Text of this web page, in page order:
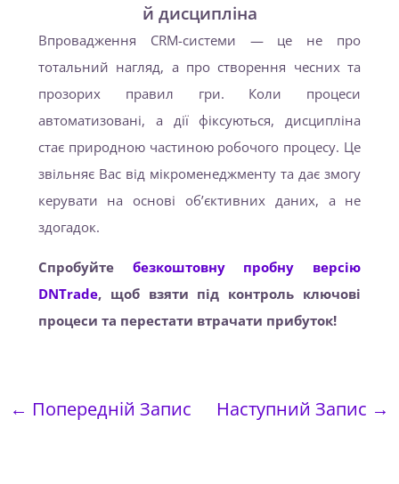
й дисципліна
Впровадження CRM-системи — це не про
тотальний нагляд, а про створення чесних та
прозорих правил гри. Коли процеси
автоматизовані, а дії фіксуються, дисципліна
стає природною частиною робочого процесу. Це
звільняє Вас від мікроменеджменту та дає змогу
керувати на основі об’єктивних даних, а не
здогадок.
Спробуйте безкоштовну пробну версію
DNTrade, щоб взяти під контроль ключові
процеси та перестати втрачати прибуток!
← Попередній Запис Наступний Запис →